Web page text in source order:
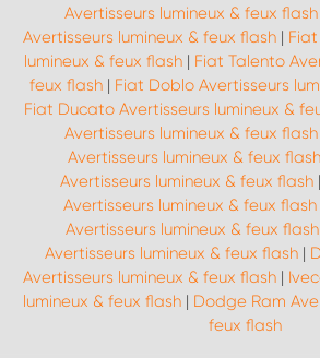
Avertisseurs lumineux & feux flash
Avertisseurs lumineux & feux flash |
lumineux & feux flash | Fiat Talento
feux flash | Fiat Doblo Avertisseurs
Fiat Ducato Avertisseurs lumineux &
Avertisseurs lumineux & feux flash
Avertisseurs lumineux & feux flash
Avertisseurs lumineux & feux flash |
Avertisseurs lumineux & feux flash
Avertisseurs lumineux & feux flash
Avertisseurs lumineux & feux flash |
Avertisseurs lumineux & feux flash |
lumineux & feux flash | Dodge Ram
feux flash